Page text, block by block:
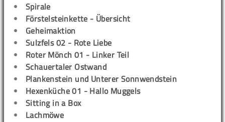
Spirale
Förstelsteinkette - Übersicht
Geheimaktion
Sulzfels 02 - Rote Liebe
Roter Mönch 01 - Linker Teil
Schauertaler Ostwand
Plankenstein und Unterer Sonnwendstein
Hexenküche 01 - Hallo Muggels
Sitting in a Box
Lachmöwe